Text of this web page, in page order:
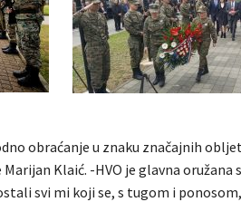
obraćanje u znaku značajnih
Klaić. -HVO je glavna oružana
svi mi koji se, s tugom i